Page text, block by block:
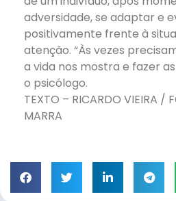
adversidade, se adaptar e
positivamente frente à
atenção. “Às vezes
a vida nos mostra e fazer
o psicólogo.
TEXTO – RICARDO VIEIRA /
MARRA